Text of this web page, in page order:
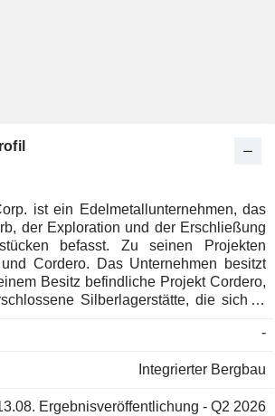
ist ein Edelmetallunternehmen, das
der Exploration und der Erschließung
befasst. Zu seinen Projekten
Cordero. Das Unternehmen besitzt
Besitz befindliche Projekt Cordero,
Silberlagerstätte, die sich in
Chihuahua befindet. Die
Quadratkilometern (km²) in und um
die Bergbaukonzessionen Hoyle Pond,
-
Integrierter Bergbau
Ergebnisveröffentlichung - Q2 2026